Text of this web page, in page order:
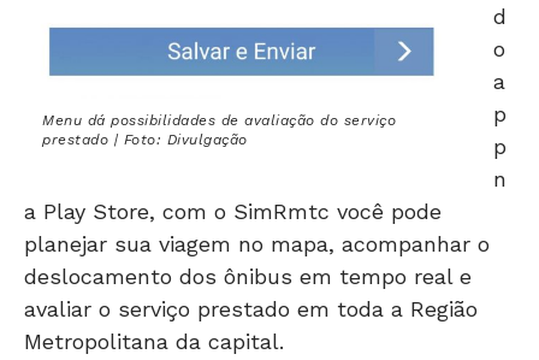
Menu dá possibilidades de avaliação do serviço
prestado | Foto: Divulgação
d
o
a
p
p
n
a Play Store, com o SimRmtc você pode
planejar sua viagem no mapa, acompanhar o
deslocamento dos ônibus em tempo real e
avaliar o serviço prestado em toda a Região
Metropolitana da capital.